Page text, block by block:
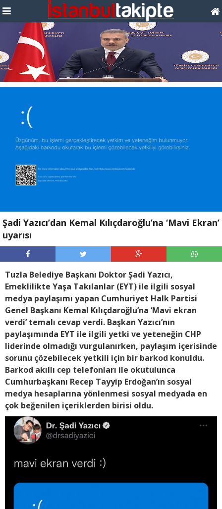
Şadi Yazıcı’dan Kemal Kılıçdaroğlu’na ‘Mavi Ekran’
uyarısı
Tuzla Belediye Başkanı Doktor Şadi Yazıcı,
Emeklilikte Yaşa Takılanlar (EYT) ile ilgili sosyal
medya paylaşımı yapan Cumhuriyet Halk Partisi
Genel Başkanı Kemal Kılıçdaroğlu’na ‘Mavi ekran
verdi’ temalı cevap verdi. Başkan Yazıcı’nın
paylaşımında EYT ile ilgili yetki ve yeteneğin CHP
liderinde olmadığı vurgulanırken, paylaşım içerisinde
sorunu çözebilecek yetkili için bir barkod konuldu.
Barkod akıllı cep telefonları ile okutulunca
Cumhurbaşkanı Recep Tayyip Erdoğan’ın sosyal
medya hesaplarına yönlenmesi sosyal medyada en
çok beğenilen içeriklerden birisi oldu.